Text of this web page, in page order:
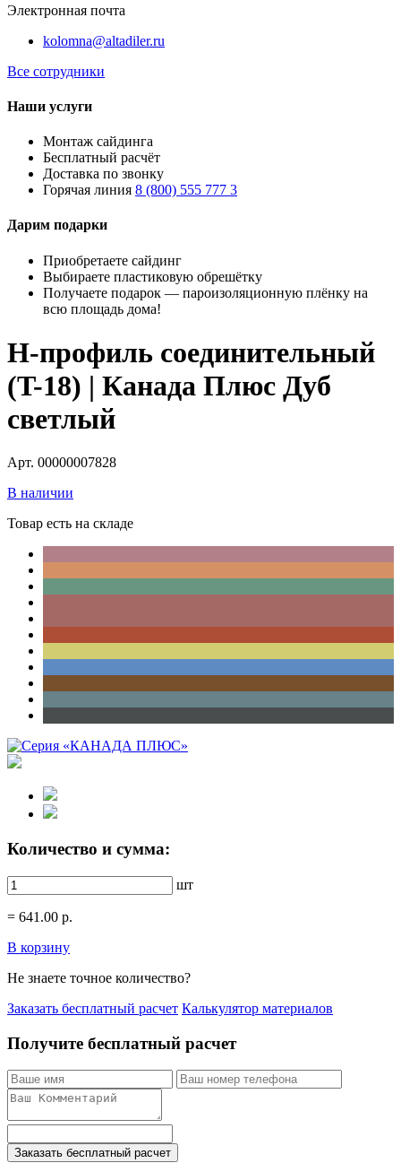
Электронная почта
kolomna@altadiler.ru
Все сотрудники
Наши услуги
Монтаж сайдинга
Бесплатный расчёт
Доставка по звонку
Горячая линия 8 (800) 555 777 3
Дарим подарки
Приобретаете сайдинг
Выбираете пластиковую обрешётку
Получаете подарок — пароизоляционную плёнку на
всю площадь дома!
H-профиль соединительный
(T-18) | Канада Плюс Дуб
светлый
Арт. 00000007828
В наличии
Товар есть на складе
Количество и сумма:
шт
= 641.00 р.
В корзину
Не знаете точное количество?
Заказать бесплатный расчет Калькулятор материалов
Получите бесплатный расчет
Заказать бесплатный расчет